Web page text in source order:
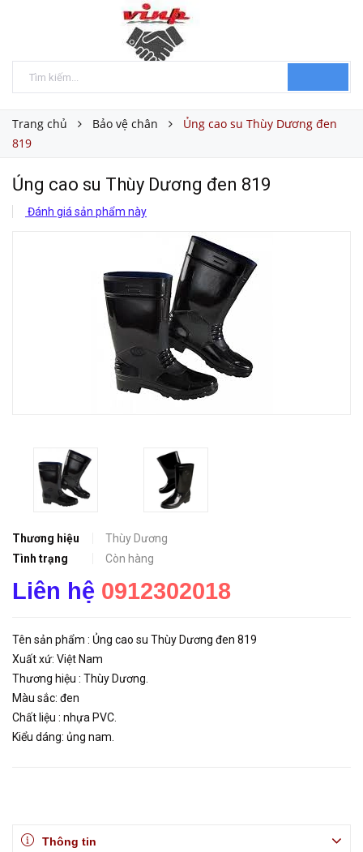
Trang chủ Bảo vệ chân
Ủng cao su Thùy Dương đen
819
Ủng cao su Thùy Dương đen 819
Đánh giá sản phẩm này
Thương hiệu
Thùy Dương
Tình trạng
Còn hàng
Liên hệ 0912302018
Tên sản phẩm : Ủng cao su Thùy Dương đen 819
Xuất xứ: Việt Nam
Thương hiệu : Thùy Dương.
Màu sắc: đen
Chất liệu : nhựa PVC.
Kiểu dáng: ủng nam.
Thông tin